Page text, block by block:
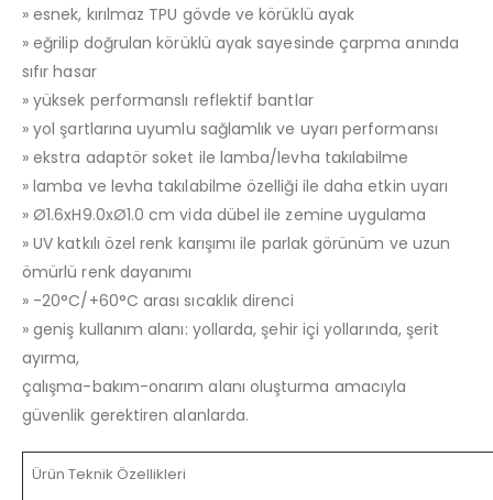
» esnek, kırılmaz TPU gövde ve körüklü ayak
» eğrilip doğrulan körüklü ayak sayesinde çarpma anında
sıfır hasar
» yüksek performanslı reflektif bantlar
» yol şartlarına uyumlu sağlamlık ve uyarı performansı
» ekstra adaptör soket ile lamba/levha takılabilme
» lamba ve levha takılabilme özelliği ile daha etkin uyarı
» Ø1.6xH9.0xØ1.0 cm vida dübel ile zemine uygulama
» UV katkılı özel renk karışımı ile parlak görünüm ve uzun
ömürlü renk dayanımı
» -20°C/+60°C arası sıcaklık direnci
» geniş kullanım alanı: yollarda, şehir içi yollarında, şerit
ayırma,
çalışma-bakım-onarım alanı oluşturma amacıyla
güvenlik gerektiren alanlarda.
Ürün Teknik Özellikleri